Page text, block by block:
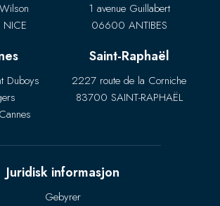
1 avenue Guillabert
06600 ANTIBES
Duboys
Saint-Raphaël
2227 route de la Corniche
83700 SAINT-RAPHAËL
Juridisk informasjon
Gebyrer